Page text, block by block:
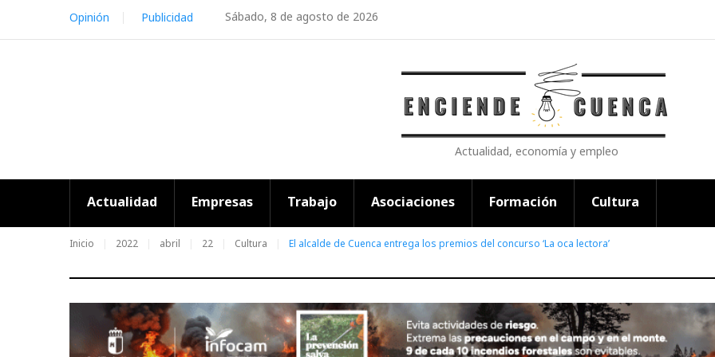
content
Sábado, 8 de agosto de 2026
Opinión Publicidad
Actualidad, economía y empleo
Actualidad Empresas Trabajo Asociaciones Formación Cultura
Inicio 2022 abril 22 Cultura El alcalde de Cuenca entrega los premios del concurso ‘La oca lectora’